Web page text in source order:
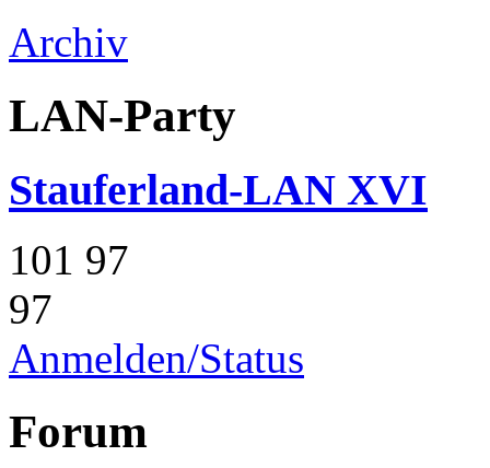
Archiv
LAN-Party
Stauferland-LAN XVI
101 97
97
Anmelden/Status
Forum